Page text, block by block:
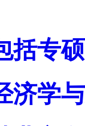
括专
济学